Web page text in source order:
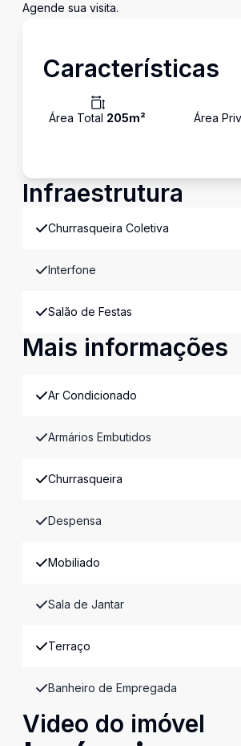
Agende sua visita.
Características
Área Total 205m² Área
Infraestrutura
Churrasqueira Coletiva
Interfone
Salão de Festas
Mais informações
Ar Condicionado
Armários Embutidos
Churrasqueira
Despensa
Mobiliado
Sala de Jantar
Terraço
Banheiro de Empregada
Video do imóvel